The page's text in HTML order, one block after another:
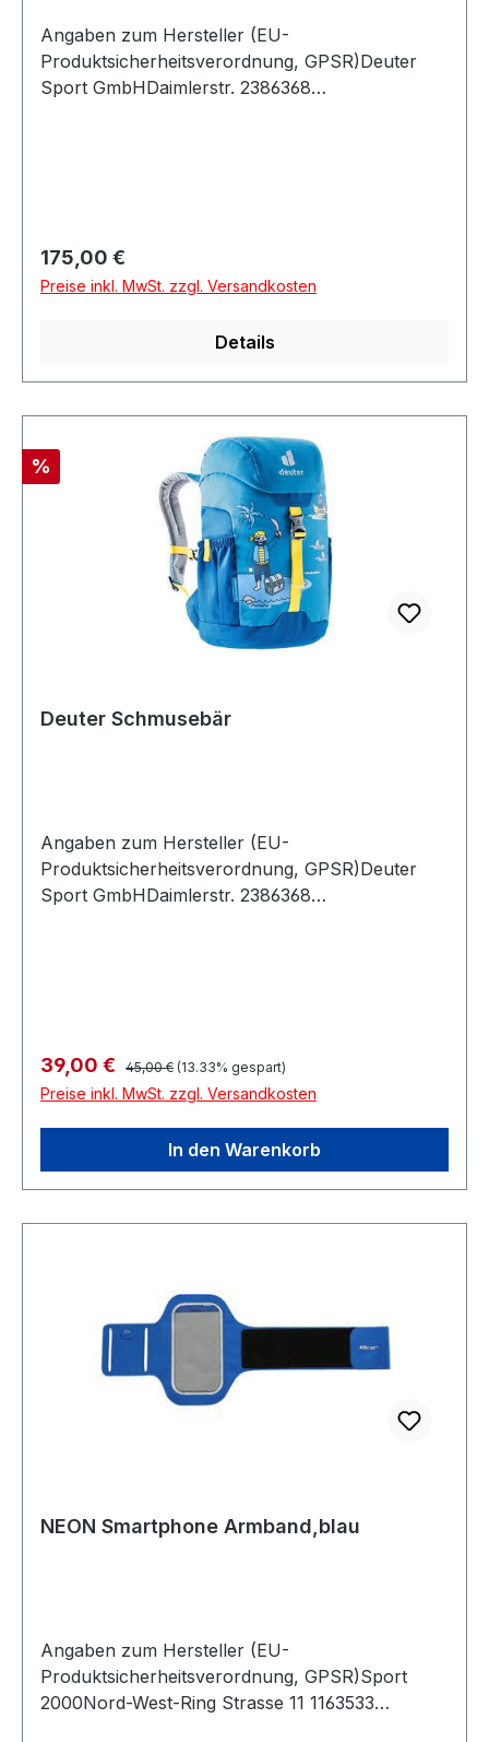
Angaben zum Hersteller (EU-
Produktsicherheitsverordnung, GPSR)Deuter
Sport GmbHDaimlerstr. 2386368
Regulärer Preis:
175,00 €
Preise inkl. MwSt. zzgl. Versandkosten
Details
Rabatt
%
Deuter Schmusebär
Angaben zum Hersteller (EU-
Produktsicherheitsverordnung, GPSR)Deuter
Sport GmbHDaimlerstr. 2386368
Verkaufspreis:
39,00 € Regulärer Preis:
45,00 € (13.33% gespart)
Preise inkl. MwSt. zzgl. Versandkosten
In den Warenkorb
NEON Smartphone Armband,blau
Angaben zum Hersteller (EU-
Produktsicherheitsverordnung, GPSR)Sport
2000Nord-West-Ring Strasse 11 1163533